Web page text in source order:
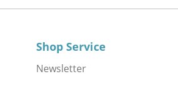
Shop Service
Newsletter